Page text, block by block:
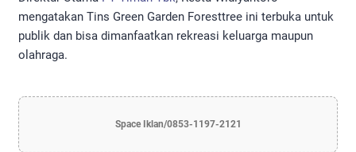
mengatakan Tins Green Garden Foresttree ini terbuka untuk
publik dan bisa dimanfaatkan rekreasi keluarga maupun
olahraga.
Space Iklan/0853-1197-2121